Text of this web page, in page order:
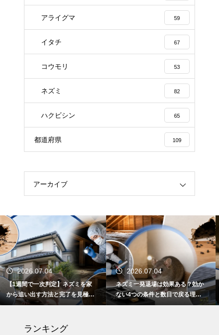
アライグマ 59
イタチ 67
コウモリ 53
ネズミ 82
ハクビシン 65
都道府県 109
アーカイブ
2026.07.04
ネズミ一発退場は効果ある？効か
ない4つの条件と数日で戻る理
由・根本解決法
2026.07.04
猫いらずは猫がいても安全？殺鼠
剤の成分と正しい使い方
ランキング